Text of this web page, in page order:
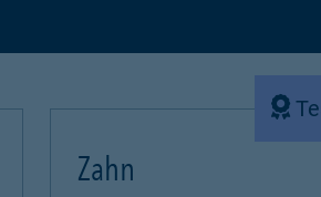
Zahn